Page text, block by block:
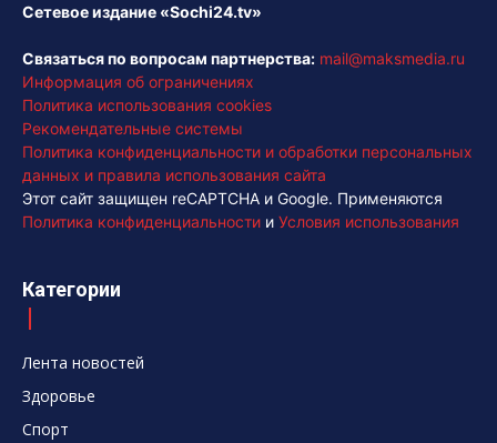
Сетевое издание «Sochi24.tv»
Связаться по вопросам партнерства: mail@maksmedia.ru
Информация об ограничениях
Политика использования cookies
Рекомендательные системы
Политика конфиденциальности и обработки персональных
данных и правила использования сайта
Этот сайт защищен reCAPTCHA и Google. Применяются
Политика конфиденциальности и Условия использования
Категории
Лента новостей
Здоровье
Спорт